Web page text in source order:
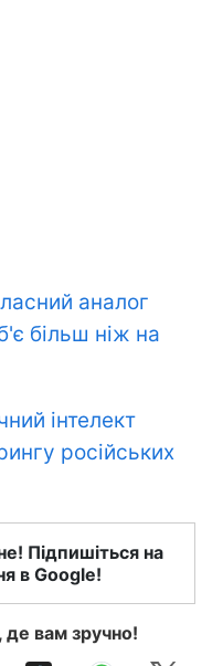
аналог
більш ніж на
інтелект
російських
Підпишіться на
в Google!
вам зручно!